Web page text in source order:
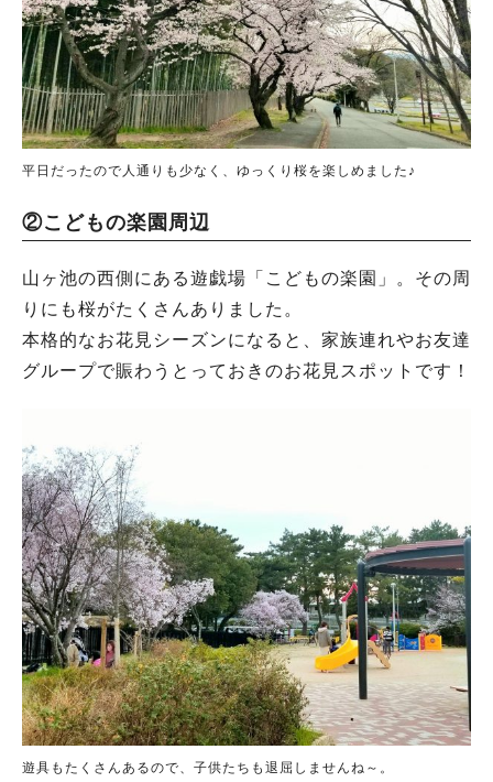
平日だったので人通りも少なく、ゆっくり桜を楽しめました♪
②こどもの楽園周辺
山ヶ池の西側にある遊戯場「こどもの楽園」。その周
りにも桜がたくさんありました。
本格的なお花見シーズンになると、家族連れやお友達
グループで賑わうとっておきのお花見スポットです！
遊具もたくさんあるので、子供たちも退屈しませんね～。